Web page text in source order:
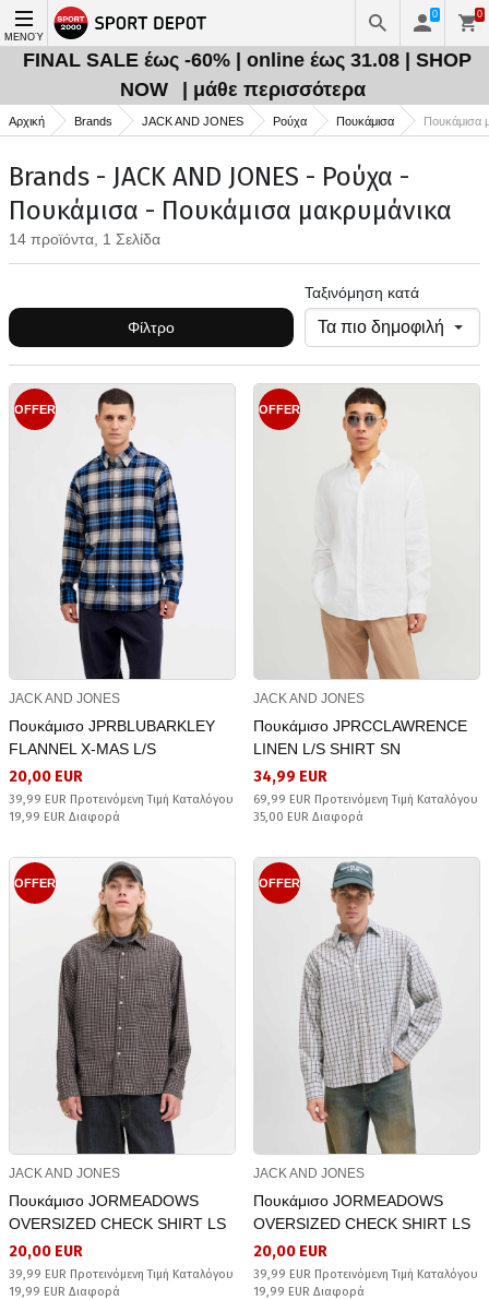
ΜΕΝΟΎ
0 0
FINAL SALE έως -60% | online έως 31.08 | SHOP
NOW
| μάθε περισσότερα
Αρχική Brands JACK AND JONES Ρούχα Πουκάμισα Πουκάμισα
Brands - JACK AND JONES - Ρούχα -
Πουκάμισα - Πουκάμισα μακρυμάνικα
14 προϊόντα, 1 Σελίδα
Φίλτρο
Ταξινόμηση κατά
OFFER
JACK AND JONES
Πουκάμισο JPRBLUBARKLEY
FLANNEL X-MAS L/S
20,00 EUR
39,99 EUR Προτεινόμενη Τιμή Καταλόγου
19,99 EUR Διαφορά
OFFER
JACK AND JONES
Πουκάμισο JPRCCLAWRENCE
LINEN L/S SHIRT SN
34,99 EUR
69,99 EUR Προτεινόμενη Τιμή Καταλόγου
35,00 EUR Διαφορά
OFFER
JACK AND JONES
Πουκάμισο JORMEADOWS
OVERSIZED CHECK SHIRT LS
20,00 EUR
39,99 EUR Προτεινόμενη Τιμή Καταλόγου
19,99 EUR Διαφορά
OFFER
JACK AND JONES
Πουκάμισο JORMEADOWS
OVERSIZED CHECK SHIRT LS
20,00 EUR
39,99 EUR Προτεινόμενη Τιμή Καταλόγου
19,99 EUR Διαφορά